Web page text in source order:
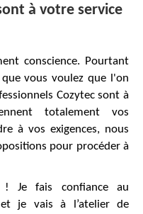
à votre service
conscience. Pourtant
vous voulez que l'on
Cozytec sont à
totalement vos
à vos exigences, nous
pour procéder à
Je fais confiance au
et je vais à l’atelier de